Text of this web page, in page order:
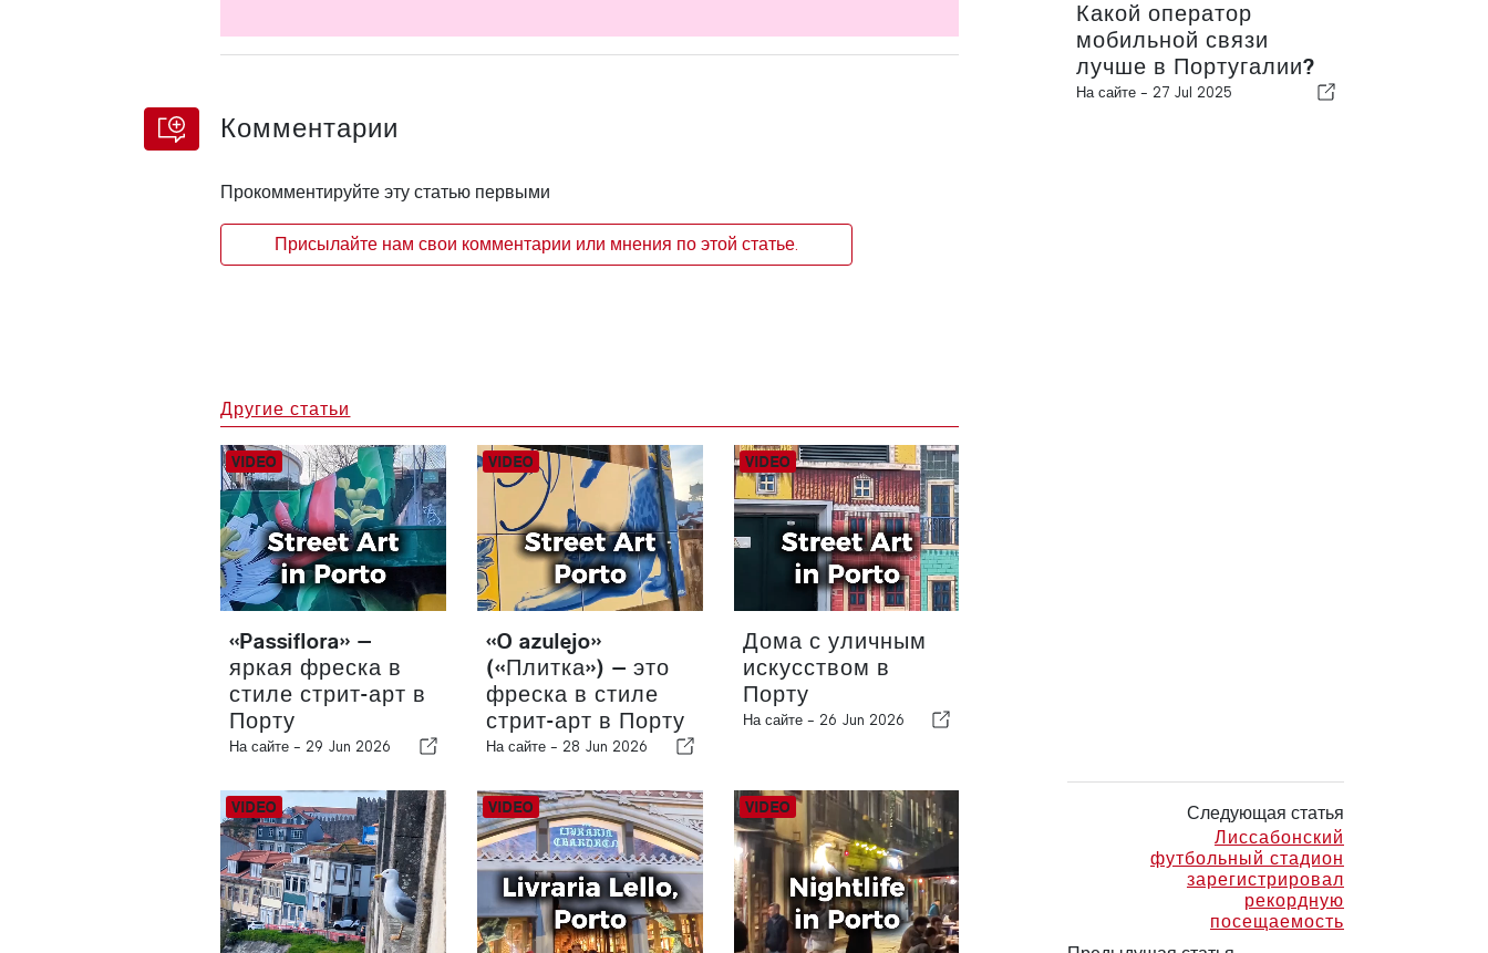
Комментарии
Прокомментируйте эту статью первыми
Присылайте нам свои комментарии или мнения по этой статье.
Какой оператор
мобильной связи
лучше в Португалии?
На сайте - 27 Jul 2025
Другие статьи
«Passiflora» —
яркая фреска в
стиле стрит-арт в
Порту
На сайте - 29 Jun 2026
«O azulejo»
(«Плитка») — это
фреска в стиле
стрит-арт в Порту
На сайте - 28 Jun 2026
Дома с уличным
искусством в
Порту
На сайте - 26 Jun 2026
Следующая статья
Лиссабонский
футбольный стадион
зарегистрировал
рекордную
посещаемость